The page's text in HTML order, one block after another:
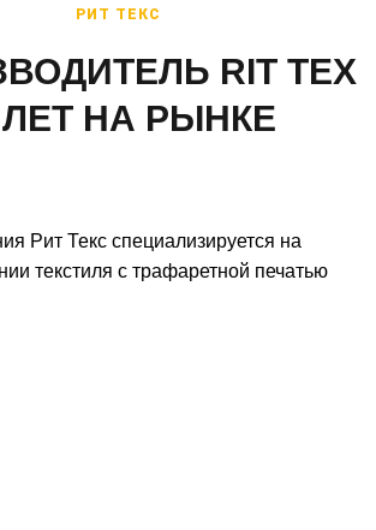
РИТ ТЕКС
RIT TEX
ЛЕТ НА РЫНКЕ
Рит Текс специализируется на
текстиля с трафаретной печатью